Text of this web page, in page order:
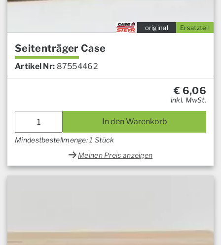
Ersatzteil
original
Seitenträger Case
Artikel Nr: 87554462
€ 6,06
inkl. MwSt.
In den Warenkorb
Mindestbestellmenge: 1 Stück
Meinen Preis anzeigen